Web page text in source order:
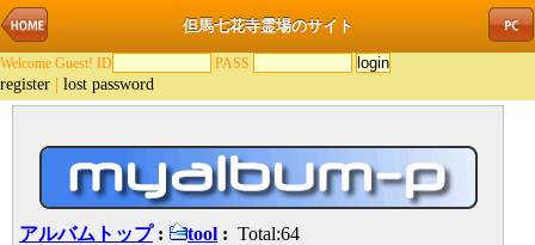
但馬七花寺霊場のサイト
Welcome Guest! ID PASS
register lost password
アルバムトップ: tool : Total:64